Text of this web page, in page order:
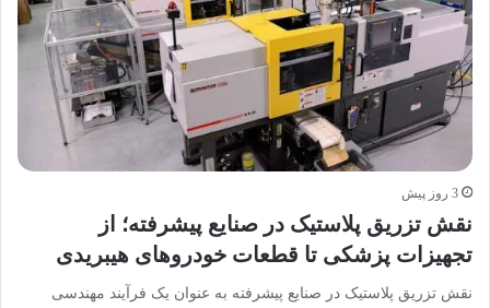
3 روز پیش
نقش تزریق پلاستیک در صنایع پیشرفته؛ از
تجهیزات پزشکی تا قطعات خودروهای هیبریدی
نقش تزریق پلاستیک در صنایع پیشرفته به عنوان یک فرآیند مهندسی